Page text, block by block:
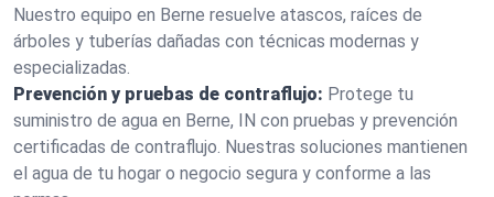
Nuestro equipo en Berne resuelve atascos, raíces de
árboles y tuberías dañadas con técnicas modernas y
especializadas.
Prevención y pruebas de contraflujo: Protege tu
suministro de agua en Berne, IN con pruebas y prevención
certificadas de contraflujo. Nuestras soluciones mantienen
el agua de tu hogar o negocio segura y conforme a las